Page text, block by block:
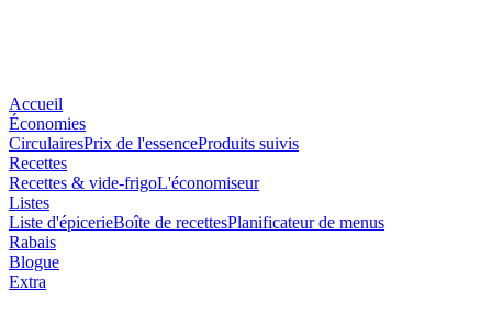
Accueil
Économies
CirculairesPrix de l'essenceProduits suivis
Recettes
Recettes & vide-frigoL'économiseur
Listes
Liste d'épicerieBoîte de recettesPlanificateur de menus
Rabais
Blogue
Extra